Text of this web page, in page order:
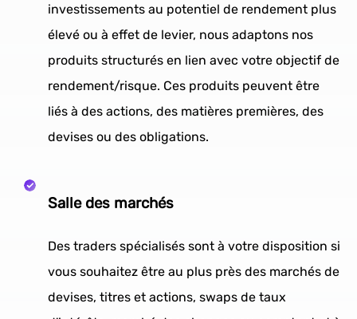
investissements au potentiel de rendement plus
élevé ou à effet de levier, nous adaptons nos
produits structurés en lien avec votre objectif de
rendement/risque. Ces produits peuvent être
liés à des actions, des matières premières, des
devises ou des obligations.
Salle des marchés
Des traders spécialisés sont à votre disposition si
vous souhaitez être au plus près des marchés de
devises, titres et actions, swaps de taux